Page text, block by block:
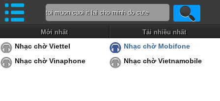
Mới nhất Tải nhiều nhất
Nhạc chờ Viettel
Nhạc chờ Mobifone
Nhạc chờ Vinaphone
Nhạc chờ Vietnamobile